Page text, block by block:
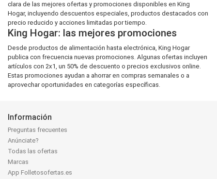
clara de las mejores ofertas y promociones disponibles en King
Hogar, incluyendo descuentos especiales, productos destacados con
precio reducido y acciones limitadas por tiempo.
King Hogar: las mejores promociones
Desde productos de alimentación hasta electrónica, King Hogar
publica con frecuencia nuevas promociones. Algunas ofertas incluyen
artículos con 2x1, un 50% de descuento o precios exclusivos online.
Estas promociones ayudan a ahorrar en compras semanales o a
aprovechar oportunidades en categorías específicas.
Información
Preguntas frecuentes
Anúnciate?
Todas las ofertas
Marcas
App Folletosofertas.es